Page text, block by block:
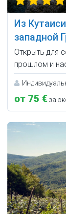
Из
западной
Открыть для
прошлом и
от 75 €за